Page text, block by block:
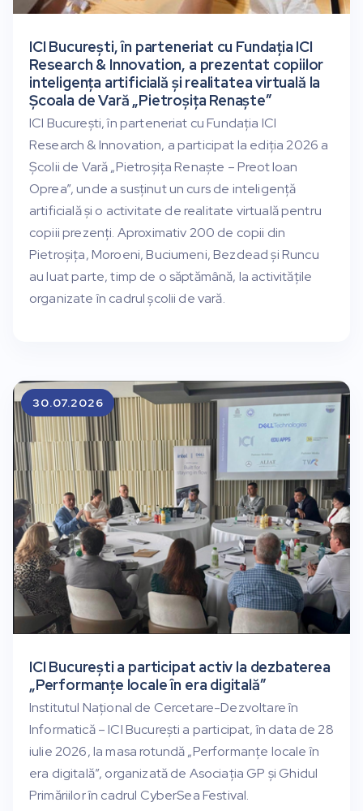
ICI București, în parteneriat cu Fundația ICI
Research & Innovation, a prezentat copiilor
inteligența artificială și realitatea virtuală la
Școala de Vară „Pietroșița Renaște”
ICI București, în parteneriat cu Fundația ICI
Research & Innovation, a participat la ediția 2026 a
Școlii de Vară „Pietroșița Renaște – Preot Ioan
Oprea”, unde a susținut un curs de inteligență
artificială și o activitate de realitate virtuală pentru
copiii prezenți. Aproximativ 200 de copii din
Pietroșița, Moroeni, Buciumeni, Bezdead și Runcu
au luat parte, timp de o săptămână, la activitățile
organizate în cadrul școlii de vară.
ICI București a participat activ la dezbaterea
„Performanțe locale în era digitală”
Institutul Național de Cercetare-Dezvoltare în
Informatică – ICI București a participat, în data de 28
iulie 2026, la masa rotundă „Performanțe locale în
era digitală”, organizată de Asociația GP și Ghidul
Primăriilor în cadrul CyberSea Festival.
30.07.2026